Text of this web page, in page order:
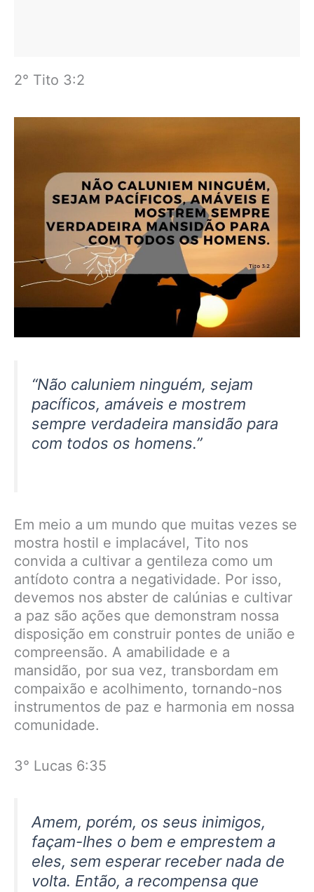
2° Tito 3:2
“Não caluniem ninguém, sejam
pacíficos, amáveis e mostrem
sempre verdadeira mansidão para
com todos os homens.”
Em meio a um mundo que muitas vezes se
mostra hostil e implacável, Tito nos
convida a cultivar a gentileza como um
antídoto contra a negatividade. Por isso,
devemos nos abster de calúnias e cultivar
a paz são ações que demonstram nossa
disposição em construir pontes de união e
compreensão. A amabilidade e a
mansidão, por sua vez, transbordam em
compaixão e acolhimento, tornando-nos
instrumentos de paz e harmonia em nossa
comunidade.
3° Lucas 6:35
Amem, porém, os seus inimigos,
façam-lhes o bem e emprestem a
eles, sem esperar receber nada de
volta. Então, a recompensa que